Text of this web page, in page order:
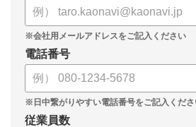
電話番号
従業員数